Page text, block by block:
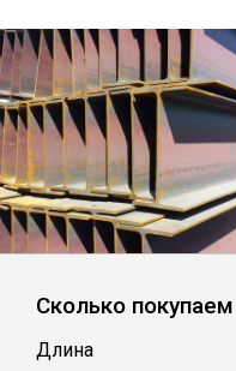
Лист
Уголок
Балка
Швеллер
Квадрат
Сколько покупаем
Длина